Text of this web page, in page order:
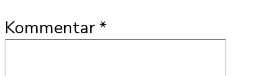
Kommentar *